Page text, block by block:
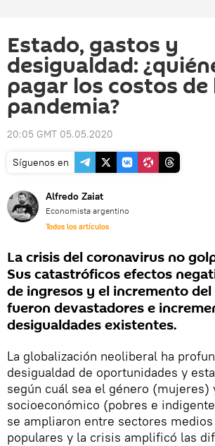
Estado, gastos y
desigualdad:
pagar los costos de
pandemia?
20:05 GMT 05.05.2020
Síguenos en
Alfredo Zaiat
Economista argentino
Todos los artículos
La crisis del coronavirus no
Sus catastróficos efectos
de ingresos y el incremento
fueron devastadores e
desigualdades existentes.
La globalización neoliberal ha
desigualdad de oportunidades y
según cuál sea el género (mujeres)
socioeconómico (pobres e
se ampliaron entre sectores
populares y la crisis amplificó las